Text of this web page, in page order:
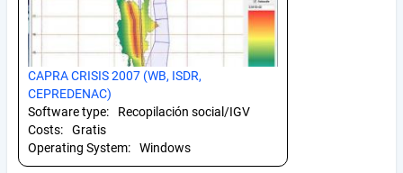
CAPRA CRISIS 2007 (WB, ISDR,
CEPREDENAC)
Software type:
Recopilación social/IGV
Costs:
Gratis
Operating System:
Windows